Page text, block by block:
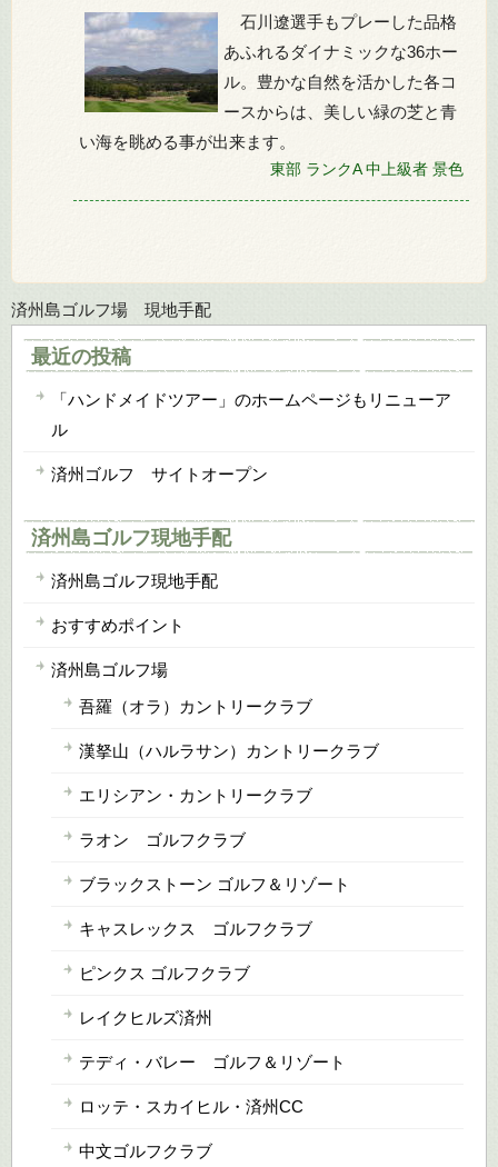
石川遼選手もプレーした品格
あふれるダイナミックな36ホー
ル。豊かな自然を活かした各コ
ースからは、美しい緑の芝と青
い海を眺める事が出来ます。
東部 ランクA 中上級者 景色
済州島ゴルフ場 現地手配
最近の投稿
「ハンドメイドツアー」のホームページもリニューア
ル
済州ゴルフ サイトオープン
済州島ゴルフ現地手配
済州島ゴルフ現地手配
おすすめポイント
済州島ゴルフ場
吾羅（オラ）カントリークラブ
漢拏山（ハルラサン）カントリークラブ
エリシアン・カントリークラブ
ラオン ゴルフクラブ
ブラックストーン ゴルフ＆リゾート
キャスレックス ゴルフクラブ
ピンクス ゴルフクラブ
レイクヒルズ済州
テディ・バレー ゴルフ＆リゾート
ロッテ・スカイヒル・済州CC
中文ゴルフクラブ